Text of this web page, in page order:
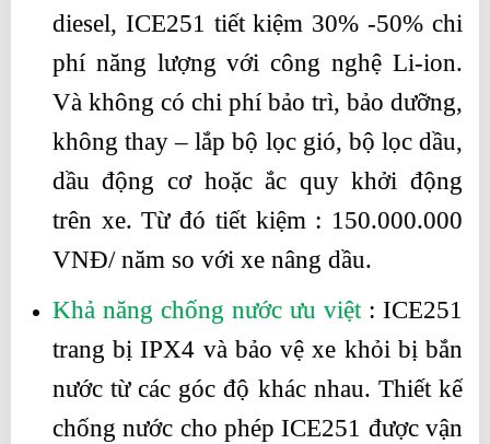
diesel, ICE251 tiết kiệm 30% -50% chi
phí năng lượng với công nghệ Li-ion.
Và không có chi phí bảo trì, bảo dưỡng,
không thay – lắp bộ lọc gió, bộ lọc dầu,
dầu động cơ hoặc ắc quy khởi động
trên xe. Từ đó tiết kiệm : 150.000.000
VNĐ/ năm so với xe nâng dầu.
Khả năng chống nước ưu việt: ICE251
trang bị IPX4 và bảo vệ xe khỏi bị bắn
nước từ các góc độ khác nhau. Thiết kế
chống nước cho phép ICE251 được vận